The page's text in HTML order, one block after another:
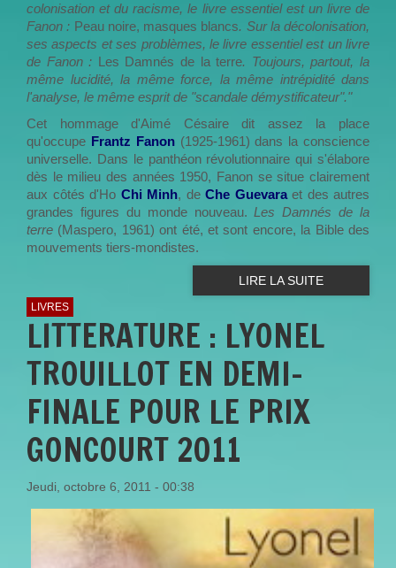
colonisation et du racisme, le livre essentiel est un livre de
Fanon : Peau noire, masques blancs. Sur la décolonisation,
ses aspects et ses problèmes, le livre essentiel est un livre
de Fanon : Les Damnés de la terre. Toujours, partout, la
même lucidité, la même force, la même intrépidité dans
l'analyse, le même esprit de "scandale démystificateur"."
Cet hommage d'Aimé Césaire dit assez la place
qu'occupe Frantz Fanon(1925-1961) dans la conscience
universelle. Dans le panthéon révolutionnaire qui s'élabore
dès le milieu des années 1950, Fanon se situe clairement
aux côtés d'Ho Chi Minh, de Che Guevaraet des autres
grandes figures du monde nouveau.Les Damnés de la
terre (Maspero, 1961) ont été, et sont encore, la Bible des
mouvements tiers-mondistes.
LIRE LA SUITE
LIVRES
LITTERATURE : LYONEL
TROUILLOT EN DEMI-
FINALE POUR LE PRIX
GONCOURT 2011
Jeudi, octobre 6, 2011 - 00:38